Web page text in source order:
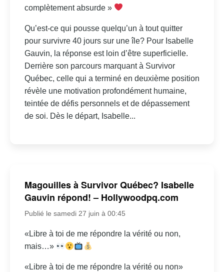
complètement absurde »
Qu’est-ce qui pousse quelqu’un à tout quitter
pour survivre 40 jours sur une île? Pour Isabelle
Gauvin, la réponse est loin d’être superficielle.
Derrière son parcours marquant à Survivor
Québec, celle qui a terminé en deuxième position
révèle une motivation profondément humaine,
teintée de défis personnels et de dépassement
de soi. Dès le départ, Isabelle...
Magouilles à Survivor Québec? Isabelle
Gauvin répond! – Hollywoodpq.com
Publié le samedi 27 juin à 00:45
«Libre à toi de me répondre la vérité ou non,
mais…»
«Libre à toi de me répondre la vérité ou non»